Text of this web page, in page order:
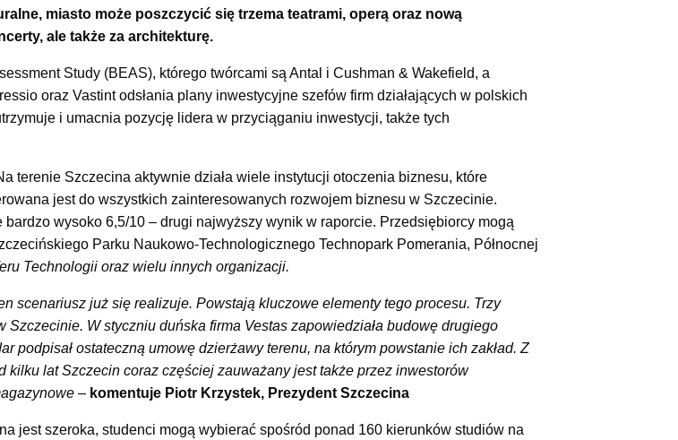
miasto może poszczycić się trzema teatrami, operą oraz nową
ale także za architekturę.
Study (BEAS), którego twórcami są Antal i Cushman & Wakefield, a
oraz Vastint odsłania plany inwestycyjne szefów firm działających w polskich
i umacnia pozycję lidera w przyciąganiu inwestycji, także tych
terenie Szczecina aktywnie działa wiele instytucji otoczenia biznesu, które
jest do wszystkich zainteresowanych rozwojem biznesu w Szczecinie.
wysoko 6,5/10 – drugi najwyższy wynik w raporcie. Przedsiębiorcy mogą
Parku Naukowo-Technologicznego Technopark Pomerania, Północnej
Technologii oraz wielu innych organizacji.
scenariusz już się realizuje. Powstają kluczowe elementy tego procesu. Trzy
W styczniu duńska firma Vestas zapowiedziała budowę drugiego
podpisał ostateczną umowę dzierżawy terenu, na którym powstanie ich zakład. Z
lat Szczecin coraz częściej zauważany jest także przez inwestorów
– komentuje Piotr Krzystek, Prezydent Szczecina
jest szeroka, studenci mogą wybierać spośród ponad 160 kierunków studiów na